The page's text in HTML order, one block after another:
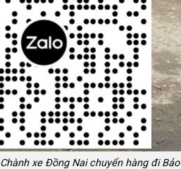
Chành xe Đồng Nai chuyển hàng đi